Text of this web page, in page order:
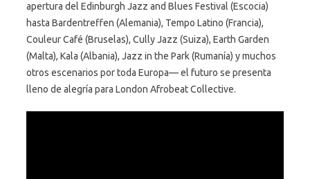
apertura del Edinburgh Jazz and Blues Festival (Escocia)
hasta Bardentreffen (Alemania), Tempo Latino (Francia),
Couleur Café (Bruselas), Cully Jazz (Suiza), Earth Garden
(Malta), Kala (Albania), Jazz in the Park (Rumanía) y muchos
otros escenarios por toda Europa— el futuro se presenta
lleno de alegría para London Afrobeat Collective.